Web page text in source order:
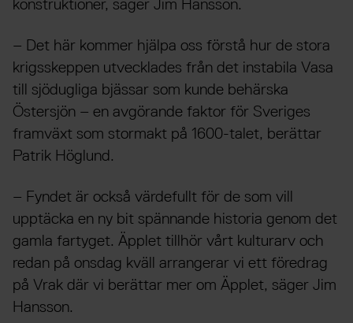
konstruktioner, säger Jim Hansson.
– Det här kommer hjälpa oss förstå hur de stora
krigsskeppen utvecklades från det instabila Vasa
till sjödugliga bjässar som kunde behärska
Östersjön – en avgörande faktor för Sveriges
framväxt som stormakt på 1600-talet, berättar
Patrik Höglund.
– Fyndet är också värdefullt för de som vill
upptäcka en ny bit spännande historia genom det
gamla fartyget. Äpplet tillhör vårt kulturarv och
redan på onsdag kväll arrangerar vi ett föredrag
på Vrak där vi berättar mer om Äpplet, säger Jim
Hansson.